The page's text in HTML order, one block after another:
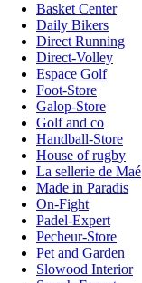
Basket Center
Daily Bikers
Direct Running
Direct-Volley
Espace Golf
Foot-Store
Galop-Store
Golf and co
Handball-Store
House of rugby
La sellerie de Maé
Made in Paradis
On-Fight
Padel-Expert
Pecheur-Store
Pet and Garden
Slowood Interior